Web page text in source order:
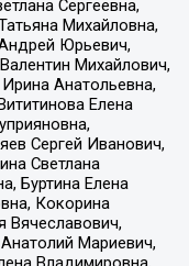
Сергеевна,
Михайловна,
Юрьевич,
Михайлович,
Анатольевна,
Елена
Сергей Иванович,
Светлана
Буртина Елена
Кокорина
Вячеславович,
Мариевич,